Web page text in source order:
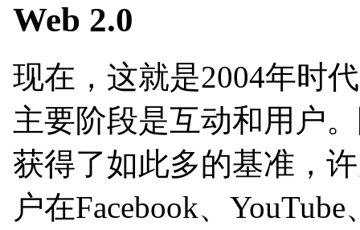
Web 2.0
现在，这就是2004年时
主要阶段是互动和用户
获得了如此多的基准，
户在Facebook、